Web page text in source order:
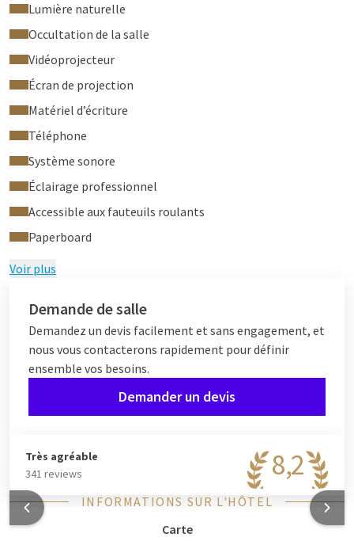
Lumière naturelle
Occultation de la salle
Vidéoprojecteur
Écran de projection
Matériel d’écriture
Téléphone
Système sonore
Éclairage professionnel
Accessible aux fauteuils roulants
Paperboard
Voir plus
Demande de salle
Demandez un devis facilement et sans engagement, et
nous vous contacterons rapidement pour définir
ensemble vos besoins.
Demander un devis
8,2
Très agréable
341 reviews
INFORMATIONS SUR L'HÔTEL
Carte